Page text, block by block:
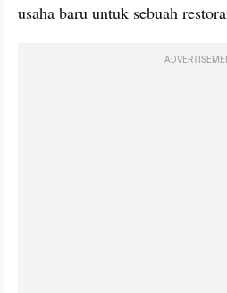
usaha baru untuk sebuah